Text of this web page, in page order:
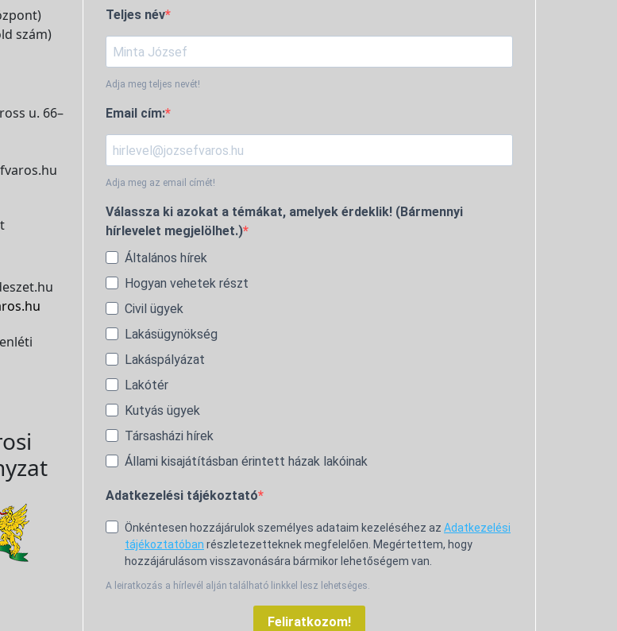
szám)
u. 66–
Teljes név
Adja meg teljes nevét!
Email cím:
Adja meg az email címét!
Válassza ki azokat a témákat, amelyek érdeklik! (Bármennyi
hírlevelet megjelölhet.)
Általános hírek
Hogyan vehetek részt
Civil ügyek
Lakásügynökség
Lakáspályázat
Lakótér
Kutyás ügyek
Társasházi hírek
Állami kisajátításban érintett házak lakóinak
Adatkezelési tájékoztató
Önkéntesen hozzájárulok személyes adataim kezeléséhez az Adatkezelési
tájékoztatóban részletezetteknek megfelelően. Megértettem, hogy
hozzájárulásom visszavonására bármikor lehetőségem van.
A leiratkozás a hírlevél alján található linkkel lesz lehetséges.
Feliratkozom!